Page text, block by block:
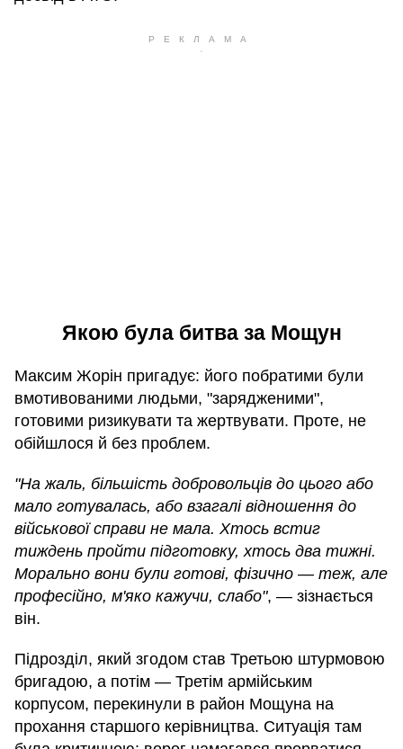
Якою була битва за Мощун
Максим Жорін пригадує: його побратими були
вмотивованими людьми, "зарядженими",
готовими ризикувати та жертвувати. Проте, не
обійшлося й без проблем.
"На жаль, більшість добровольців до цього або
мало готувалась, або взагалі відношення до
військової справи не мала. Хтось встиг
тиждень пройти підготовку, хтось два тижні.
Морально вони були готові, фізично — теж, але
професійно, м'яко кажучи, слабо", — зізнається
він.
Підрозділ, який згодом став Третьою штурмовою
бригадою, а потім — Третім армійським
корпусом, перекинули в район Мощуна на
прохання старшого керівництва. Ситуація там